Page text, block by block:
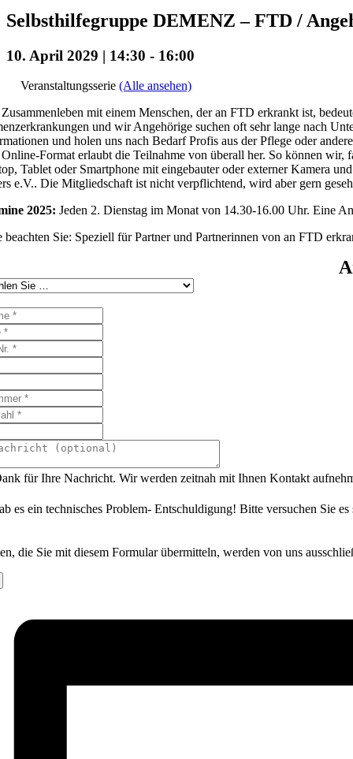
Selbsthilfegruppe DEMENZ – FTD /
10. April 2029 | 14:30 - 16:00
Veranstaltungsserie (Alle ansehen)
mit einem Menschen, der an FTD erkrankt ist,
und wir Angehörige suchen oft sehr lange nach
und holen uns nach Bedarf Profis aus der Pflege oder
Format erlaubt die Teilnahme von überall her. So können
Tablet oder Smartphone mit eingebauter oder externer Kamera
e.V.. Die Mitgliedschaft ist nicht verpflichtend, wird aber gern
2025: Jeden 2. Dienstag im Monat von 14.30-16.00 Uhr. Eine
beachten Sie: Speziell für Partner und Partnerinnen von an FTD
für Ihre Nachricht. Wir werden zeitnah mit Ihnen Kontakt
es ein technisches Problem- Entschuldigung! Bitte versuchen Sie
die Sie mit diesem Formular übermitteln, werden von uns